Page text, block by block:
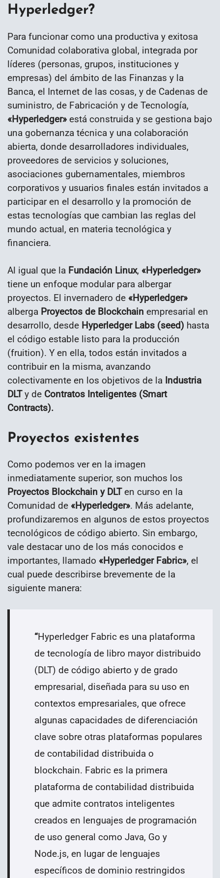
Hyperledger?
Para funcionar como una productiva y exitosa
Comunidad colaborativa global, integrada por
líderes (personas, grupos, instituciones y
empresas) del ámbito de las Finanzas y la
Banca, el Internet de las cosas, y de Cadenas de
suministro, de Fabricación y de Tecnología,
«Hyperledger» está construida y se gestiona bajo
una gobernanza técnica y una colaboración
abierta, donde desarrolladores individuales,
proveedores de servicios y soluciones,
asociaciones gubernamentales, miembros
corporativos y usuarios finales están invitados a
participar en el desarrollo y la promoción de
estas tecnologías que cambian las reglas del
mundo actual, en materia tecnológica y
financiera.
Al igual que la Fundación Linux, «Hyperledger»
tiene un enfoque modular para albergar
proyectos. El invernadero de «Hyperledger»
alberga Proyectos de Blockchain empresarial en
desarrollo, desde Hyperledger Labs (seed) hasta
el código estable listo para la producción
(fruition). Y en ella, todos están invitados a
contribuir en la misma, avanzando
colectivamente en los objetivos de la Industria
DLTy de Contratos Inteligentes (Smart
Contracts).
Proyectos existentes
Como podemos ver en la imagen
inmediatamente superior, son muchos los
Proyectos Blockchain y DLTen curso en la
Comunidad de «Hyperledger». Más adelante,
profundizaremos en algunos de estos proyectos
tecnológicos de código abierto. Sin embargo,
vale destacar uno de los más conocidos e
importantes, llamado «Hyperledger Fabric», el
cual puede describirse brevemente de la
siguiente manera:
“Hyperledger Fabric es una plataforma
de tecnología de libro mayor distribuido
(DLT) de código abierto y de grado
empresarial, diseñada para su uso en
contextos empresariales, que ofrece
algunas capacidades de diferenciación
clave sobre otras plataformas populares
de contabilidad distribuida o
blockchain. Fabric es la primera
plataforma de contabilidad distribuida
que admite contratos inteligentes
creados en lenguajes de programación
de uso general como Java, Go y
Node.js, en lugar de lenguajes
específicos de dominio restringidos